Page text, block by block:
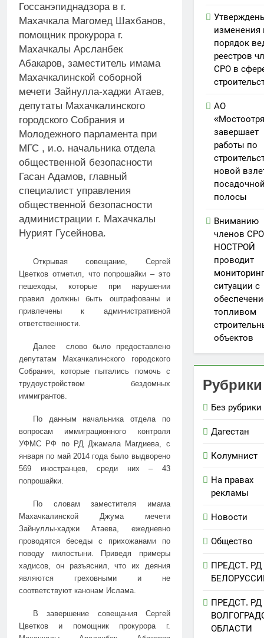
Госсанэпиднадзора в г.
Махачкала Магомед Шахбанов,
помощник прокурора г.
Махачкалы Арсланбек
Абакаров, заместитель имама
Махачкалинской соборной
мечети Зайнулла-хаджи Атаев,
депутаты Махачкалинского
городского Собрания и
Молодежного парламента при
МГС , и.о. начальника отдела
общественной безопасности
Гасан Адамов, главный
специалист управления
общественной безопасности
администрации г. Махачкалы
Нурият Гусейнова.
Открывая совещание, Сергей
Цветков отметил, что попрошайки – это
пешеходы, которые при нарушении
правил должны быть оштрафованы и
привлечены к административной
ответственности.
Далее слово было предоставлено
депутатам Махачкалинского городского
Собрания, которые пытались помочь с
трудоустройством бездомных
иммигрантов.
По данным начальника отдела по
вопросам иммиграционного контроля
УФМС РФ по РД Джамала Магдиева, с
января по май 2014 года было выдворено
569 иностранцев, среди них – 43
попрошайки.
По словам заместителя имама
Махачкалинской Джума мечети
Зайнуллы-хаджи Атаева, ежедневно
проводятся беседы с прихожанами по
поводу милостыни. Приведя примеры
хадисов, он разъяснил, что их деяния
являются греховными и не
соответствуют канонам Ислама.
В завершение совещания Сергей
Цветков и помощник прокурора г.
изменения
порядок
реестров
СРО в
АО
завершает
работы по
новой
полосы
Вниманию
членов
НОСТРОЙ
проводит
мониторинг
ситуации с
топливом
объектов
Рубрики
Без рубрики
Дагестан
Колумнист
На правах
рекламы
Новости
Общество
ПРЕДСТ. РД
ПРЕДСТ. РД
ОБЛАСТИ